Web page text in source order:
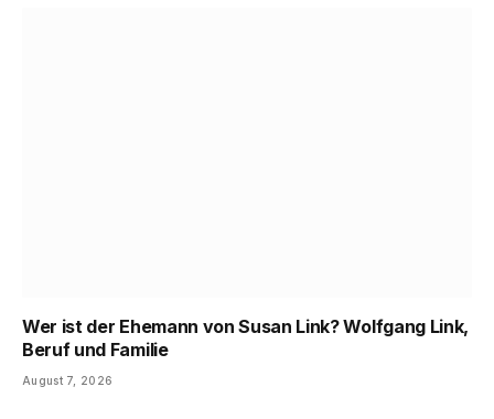
Wer ist der Ehemann von Susan Link? Wolfgang Link,
Beruf und Familie
August 7, 2026